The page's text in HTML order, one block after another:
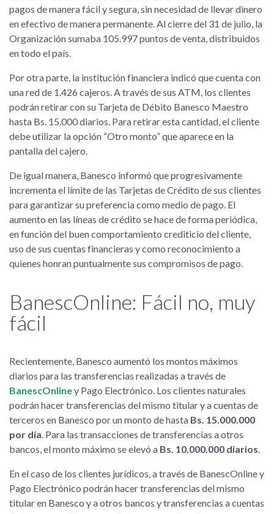
pagos de manera fácil y segura, sin necesidad de llevar dinero
en efectivo de manera permanente. Al cierre del 31 de julio, la
Organización sumaba 105.997 puntos de venta, distribuidos
en todo el país.
Por otra parte, la institución financiera indicó que cuenta con
una red de 1.426 cajeros. A través de sus ATM, los clientes
podrán retirar con su Tarjeta de Débito Banesco Maestro
hasta Bs. 15.000 diarios. Para retirar esta cantidad, el cliente
debe utilizar la opción “Otro monto” que aparece en la
pantalla del cajero.
De igual manera, Banesco informó que progresivamente
incrementa el límite de las Tarjetas de Crédito de sus clientes
para garantizar su preferencia como medio de pago. El
aumento en las líneas de crédito se hace de forma periódica,
en función del buen comportamiento crediticio del cliente,
uso de sus cuentas financieras y como reconocimiento a
quienes honran puntualmente sus compromisos de pago.
BanescOnline: Fácil no, muy
fácil
Recientemente, Banesco aumentó los montos máximos
diarios para las transferencias realizadas a través de
BanescOnliney Pago Electrónico. Los clientes naturales
podrán hacer transferencias del mismo titular y a cuentas de
terceros en Banesco por un monto de hasta Bs. 15.000.000
por día . Para las transacciones de transferencias a otros
bancos, el monto máximo se elevó a Bs. 10.000.000 diarios
En el caso de los clientes jurídicos, a través de BanescOnline y
Pago Electrónico podrán hacer transferencias del mismo
titular en Banesco y a otros bancos y transferencias a cuentas